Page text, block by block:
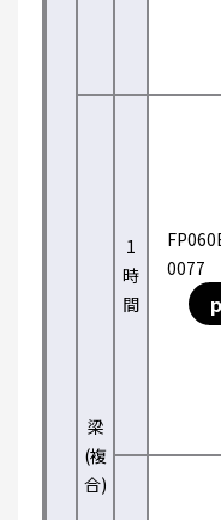
梁
(複
合)
1
時
間
0077